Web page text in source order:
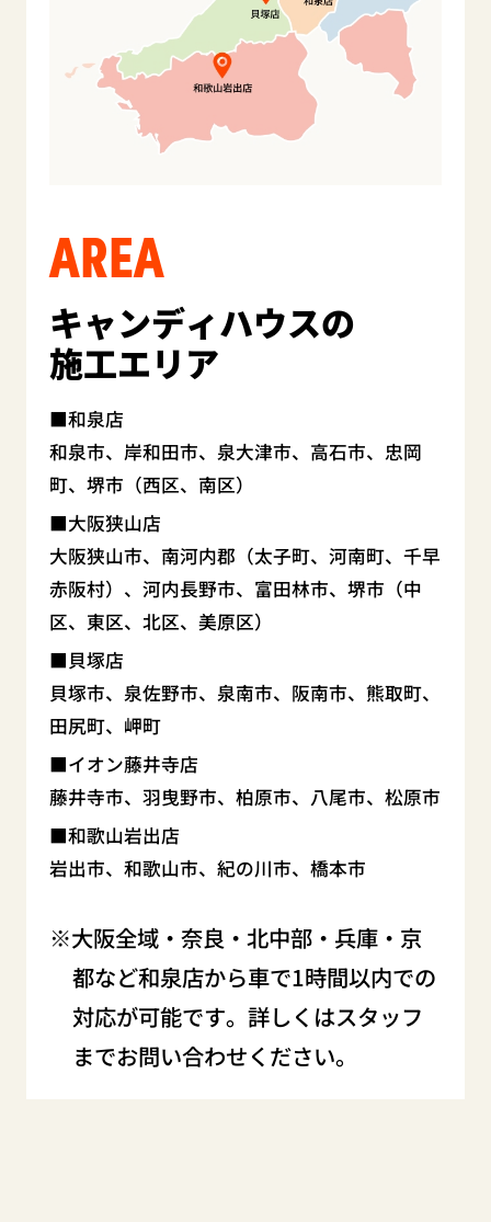
AREA
キャンディハウスの
施工エリア
和泉店
和泉市、岸和田市、泉大津市、高石市、忠岡
町、堺市（西区、南区）
大阪狭山店
大阪狭山市、南河内郡（太子町、河南町、千早
赤阪村）、河内長野市、富田林市、堺市（中
区、東区、北区、美原区）
貝塚店
貝塚市、泉佐野市、泉南市、阪南市、熊取町、
田尻町、岬町
イオン藤井寺店
藤井寺市、羽曳野市、柏原市、八尾市、松原市
和歌山岩出店
岩出市、和歌山市、紀の川市、橋本市
大阪全域・奈良・北中部・兵庫・京
都など和泉店から車で1時間以内での
対応が可能です。詳しくはスタッフ
までお問い合わせください。